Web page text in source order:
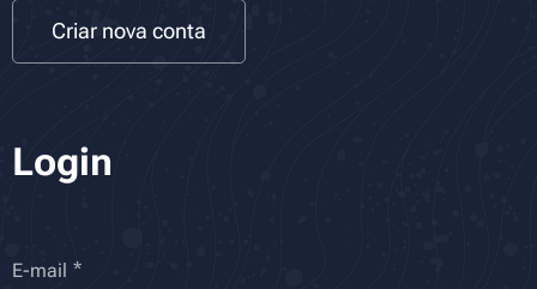
Criar nova conta
Login
E-mail